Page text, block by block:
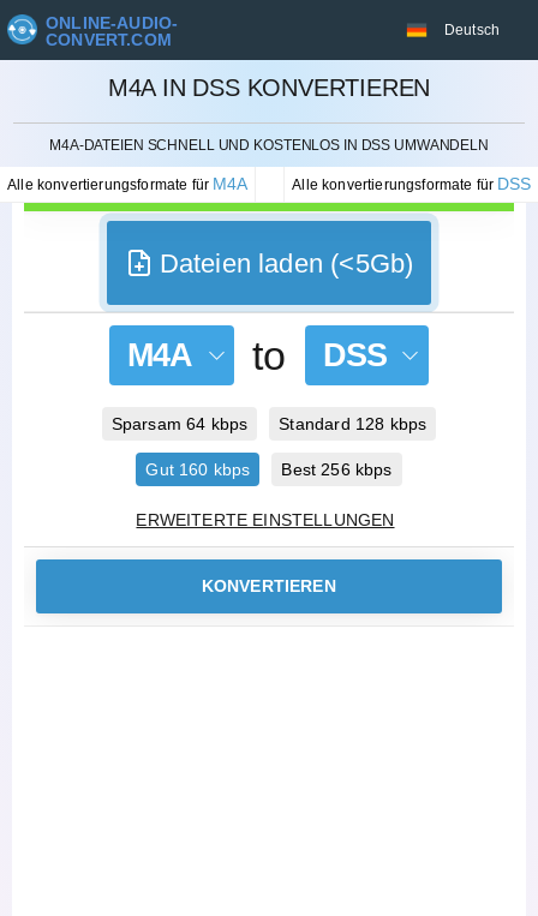
ONLINE-AUDIO-
CONVERT.COM
Deutsch
M4A IN DSS KONVERTIEREN
M4A-DATEIEN SCHNELL UND KOSTENLOS IN DSS UMWANDELN
Alle konvertierungsformate für M4A Alle konvertierungsformate für DSS
STORNIEREN
Dateien laden (<5Gb)
M4A to DSS
Sparsam 64 kbps Standard 128 kbps
Gut 160 kbps Best 256 kbps
ERWEITERTE EINSTELLUNGEN
KONVERTIEREN